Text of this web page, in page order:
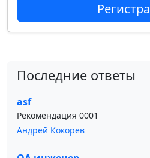
Последние ответы
asf
Рекомендация 0001
Андрей Кокорев